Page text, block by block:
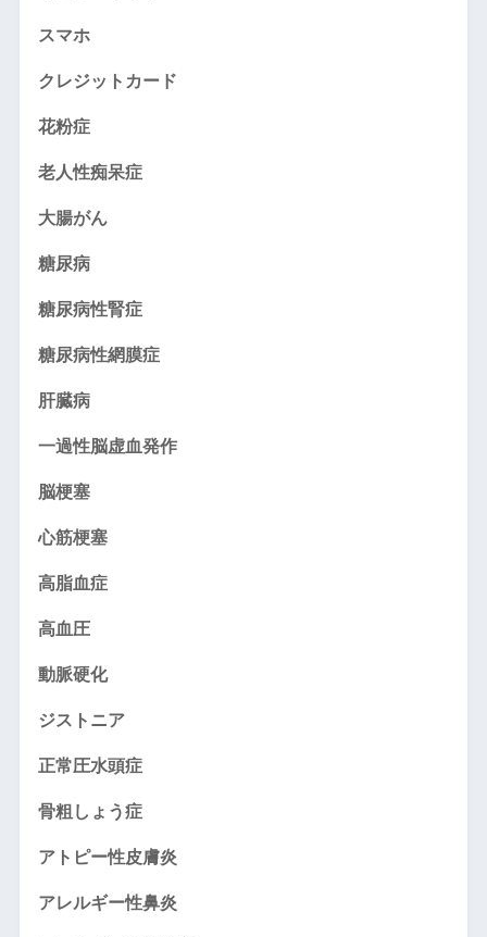
スマホ
クレジットカード
花粉症
老人性痴呆症
大腸がん
糖尿病
糖尿病性腎症
糖尿病性網膜症
肝臓病
一過性脳虚血発作
脳梗塞
心筋梗塞
高脂血症
高血圧
動脈硬化
ジストニア
正常圧水頭症
骨粗しょう症
アトピー性皮膚炎
アレルギー性鼻炎